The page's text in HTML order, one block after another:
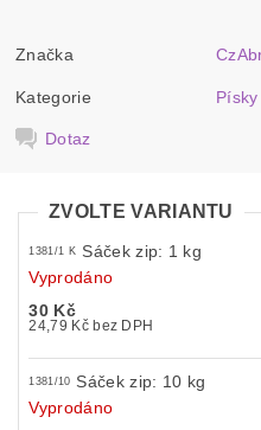
Značka
Kategorie
Dotaz
ZVOLTE VARIANTU
1381/1 K
Sáček zip: 1 kg
Vyprodáno
30 Kč
24,79 Kč bez DPH
1381/10 Sáček zip: 10 kg
Vyprodáno